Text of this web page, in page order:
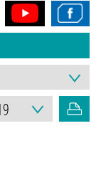
2019